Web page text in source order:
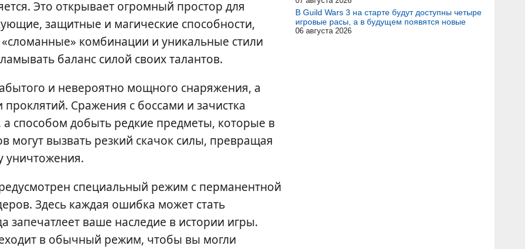
Это открывает огромный простор для
защитные и магические способности,
комбинации и уникальные стили
баланс силой своих талантов.
и невероятно мощного снаряжения, а
Сражения с боссами и зачистка
а способом добыть редкие предметы, которые в
могут вызвать резкий скачок силы, превращая
уничтожения.
специальный режим с перманентной
Здесь каждая ошибка может стать
запечатлеет ваше наследие в истории игры.
в обычный режим, чтобы вы могли
В Guild Wars 3 на старте будут доступны четыре
игровые расы, а в будущем появятся новые
06 августа 2026